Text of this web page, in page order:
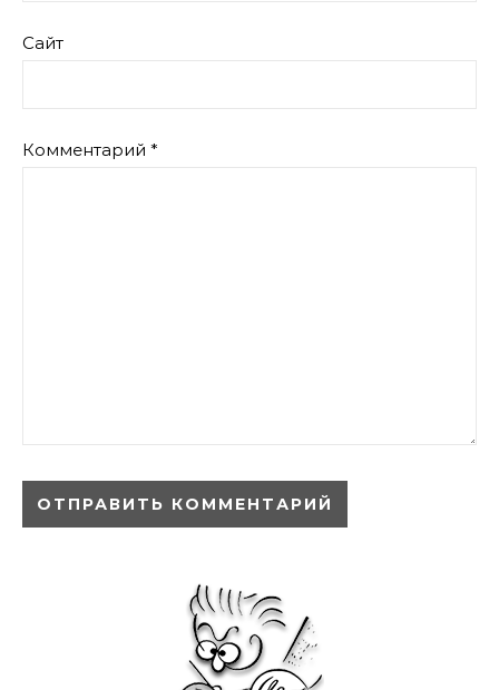
Сайт
Комментарий *